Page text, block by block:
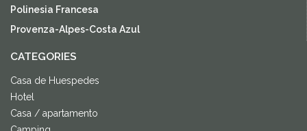
Polinesia Francesa
Provenza-Alpes-Costa Azul
CATEGORIES
Casa de Huespedes
Hotel
Casa / apartamento